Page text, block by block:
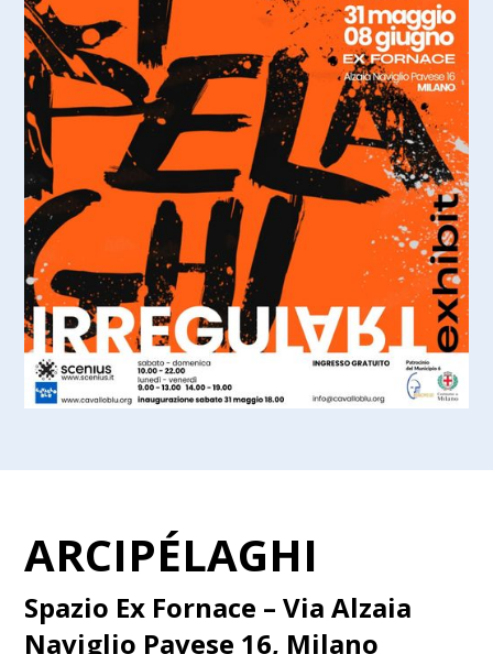
ARCIPÉLAGHI
Spazio Ex Fornace – Via Alzaia
Naviglio Pavese 16, Milano